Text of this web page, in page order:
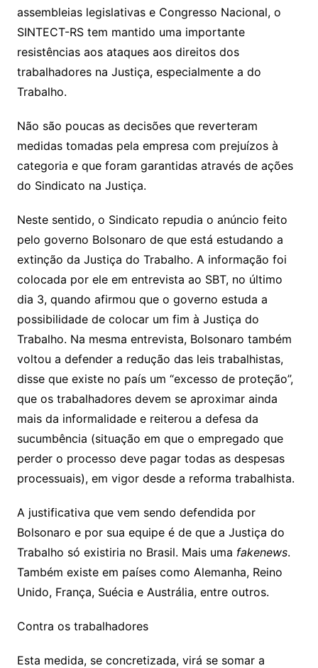
assembleias legislativas e Congresso Nacional, o
SINTECT-RS tem mantido uma importante
resistências aos ataques aos direitos dos
trabalhadores na Justiça, especialmente a do
Trabalho.
Não são poucas as decisões que reverteram
medidas tomadas pela empresa com prejuízos à
categoria e que foram garantidas através de ações
do Sindicato na Justiça.
Neste sentido, o Sindicato repudia o anúncio feito
pelo governo Bolsonaro de que está estudando a
extinção da Justiça do Trabalho. A informação foi
colocada por ele em entrevista ao SBT, no último
dia 3, quando afirmou que o governo estuda a
possibilidade de colocar um fim à Justiça do
Trabalho. Na mesma entrevista, Bolsonaro também
voltou a defender a redução das leis trabalhistas,
disse que existe no país um “excesso de proteção”,
que os trabalhadores devem se aproximar ainda
mais da informalidade e reiterou a defesa da
sucumbência (situação em que o empregado que
perder o processo deve pagar todas as despesas
processuais), em vigor desde a reforma trabalhista.
A justificativa que vem sendo defendida por
Bolsonaro e por sua equipe é de que a Justiça do
Trabalho só existiria no Brasil. Mais uma fakenews.
Também existe em países como Alemanha, Reino
Unido, França, Suécia e Austrália, entre outros.
Contra os trabalhadores
Esta medida, se concretizada, virá se somar a